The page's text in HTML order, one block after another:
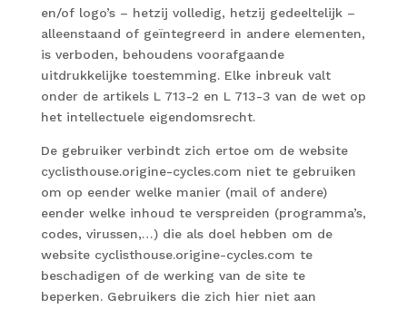
en/of logo’s – hetzij volledig, hetzij gedeeltelijk –
alleenstaand of geïntegreerd in andere elementen,
is verboden, behoudens voorafgaande
uitdrukkelijke toestemming. Elke inbreuk valt
onder de artikels L 713-2 en L 713-3 van de wet op
het intellectuele eigendomsrecht.
De gebruiker verbindt zich ertoe om de website
cyclisthouse.origine-cycles.com niet te gebruiken
om op eender welke manier (mail of andere)
eender welke inhoud te verspreiden (programma’s,
codes, virussen,…) die als doel hebben om de
website cyclisthouse.origine-cycles.com te
beschadigen of de werking van de site te
beperken. Gebruikers die zich hier niet aan